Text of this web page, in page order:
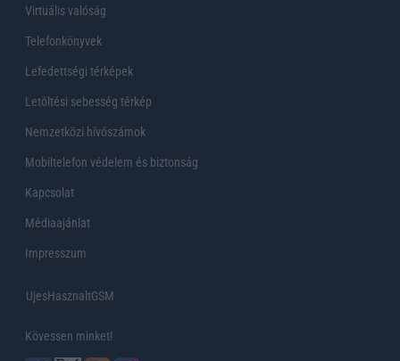
Virtuális valóság
Telefonkönyvek
Lefedettségi térképek
Letöltési sebesség térkép
Nemzetközi hívószámok
Mobiltelefon védelem és biztonság
Kapcsolat
Médiaajánlat
Impresszum
UjesHasznaltGSM
Kövessen minket!